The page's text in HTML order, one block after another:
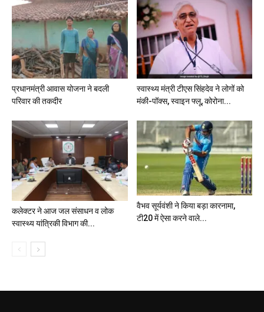
प्रधानमंत्री आवास योजना ने बदली
परिवार की तकदीर
स्वास्थ्य मंत्री टीएस सिंहदेव ने लोगों को
मंकी-पॉक्स, स्वाइन फ्लू, कोरोना...
कलेक्टर ने आज जल संसाधन व लोक
स्वास्थ्य यांत्रिकी विभाग की...
वैभव सूर्यवंशी ने किया बड़ा कारनामा,
टी20 में ऐसा करने वाले...